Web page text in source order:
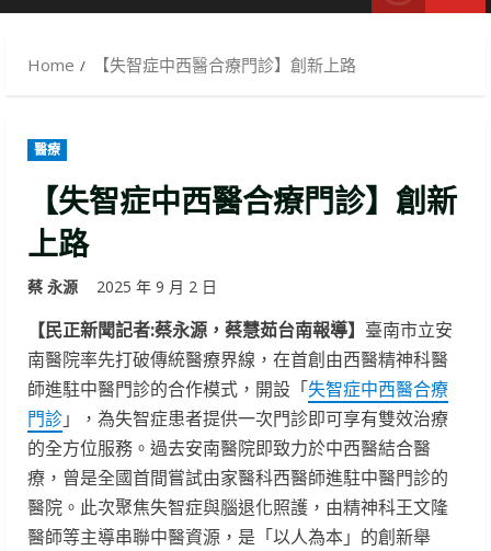
Home 【失智症中西醫合療門診】創新上路
醫療
【失智症中西醫合療門診】創新
上路
蔡 永源 2025 年 9 月 2 日
【民正新聞記者:蔡永源，蔡慧茹台南報導】 臺南市立安
南醫院率先打破傳統醫療界線，在首創由西醫精神科醫
師進駐中醫門診的合作模式，開設「失智症中西醫合療
門診」，為失智症患者提供一次門診即可享有雙效治療
的全方位服務。過去安南醫院即致力於中西醫結合醫
療，曾是全國首間嘗試由家醫科西醫師進駐中醫門診的
醫院。此次聚焦失智症與腦退化照護，由精神科王文隆
醫師等主導串聯中醫資源，是「以人為本」的創新舉